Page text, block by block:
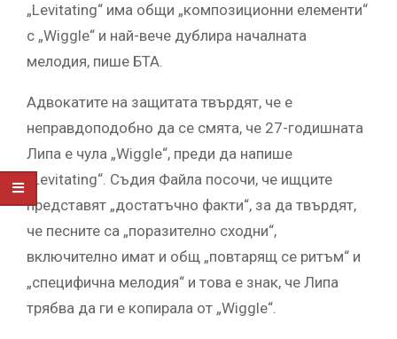
„Levitating“ има общи „композиционни елементи“
с „Wiggle“ и най-вече дублира началната
мелодия, пише БТА.
Адвокатите на защитата твърдят, че е
неправдоподобно да се смята, че 27-годишната
Липа е чула „Wiggle“, преди да напише
„Levitating“. Съдия Файла посочи, че ищците
представят „достатъчно факти“, за да твърдят,
че песните са „поразително сходни“,
включително имат и общ „повтарящ се ритъм“ и
„специфична мелодия“ и това е знак, че Липа
трябва да ги е копирала от „Wiggle“.